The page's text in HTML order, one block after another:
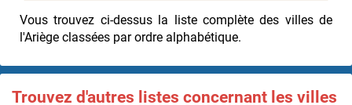
Vous trouvez ci-dessus la liste complète des villes de
l'Ariège classées par ordre alphabétique.
Trouvez d'autres listes concernant les villes